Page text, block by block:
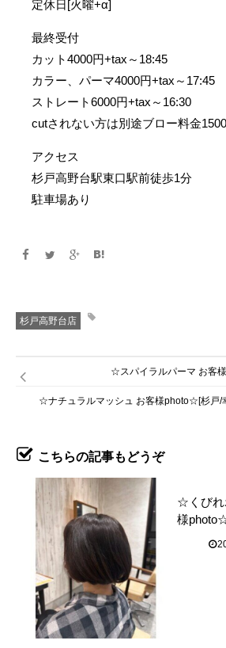
定休日[火曜+α]
最終受付
カット4000円+tax～18:45
カラー、パーマ4000円+tax～17:45
ストレート6000円+tax～16:30
cutされない方は別途ブロー料金
アクセス
杉戸高野台駅東口駅前徒歩1分
駐車場あり
杉戸高野台店
☆スパイラルパーマ お客
☆ナチュラルマッシュ お客様photo☆[杉戸/
こちらの記事もどうぞ
☆くびれ
様